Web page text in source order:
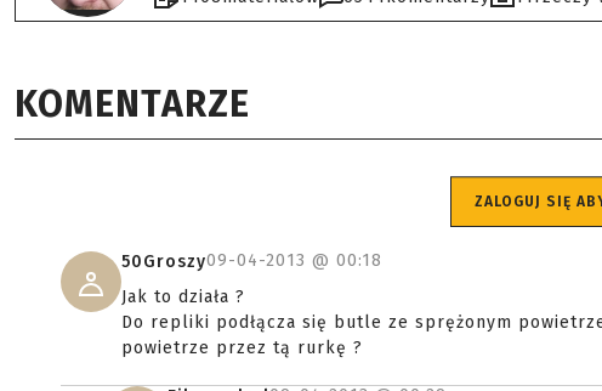
KOMENTARZE
ZALOGUJ SIĘ
50Groszy09-04-2013 @ 00:18
Jak to działa ?
Do repliki podłącza się butle ze sprężonym
powietrze przez tą rurkę ?